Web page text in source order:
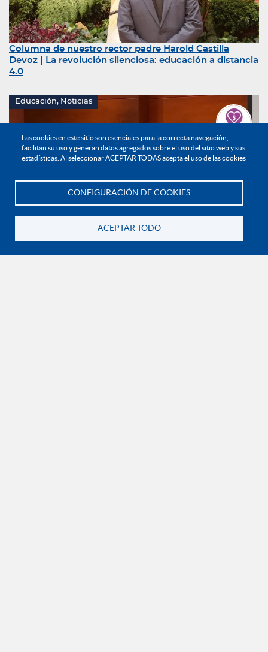
Las cookies en este sitio son esenciales para la correcta navegación,
facilitan su uso y generan datos agregados sobre el uso del sitio web y sus
estadísticas. Al seleccionar ACEPTAR TODAS acepta el uso de las cookies
CONFIGURACIÓN DE COOKIES
ACEPTAR TODO
Haz tu donación
Columna de nuestro rector padre Harold Castilla
Devoz | La revolución silenciosa: educación a distancia
4.0
Educación, Noticias